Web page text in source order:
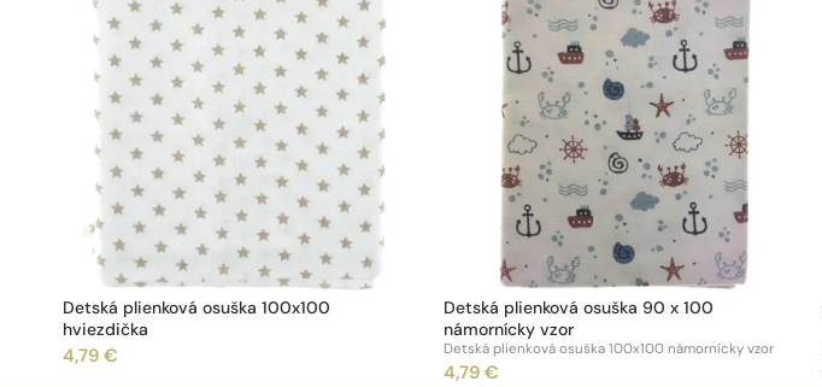
Detská plienková osuška 100x100
hviezdička
4,79 €
Detská plienková osuška 90 x 100
námornícky vzor
Detská plienková osuška 100x100 námornícky vzor
4,79 €